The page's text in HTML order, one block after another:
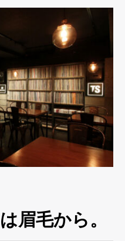
眉毛から。